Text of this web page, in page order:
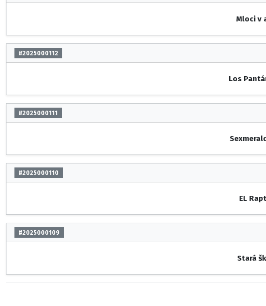
Mloci v
#2025000112
Los
#2025000111
#2025000110
EL
#2025000109
Stará